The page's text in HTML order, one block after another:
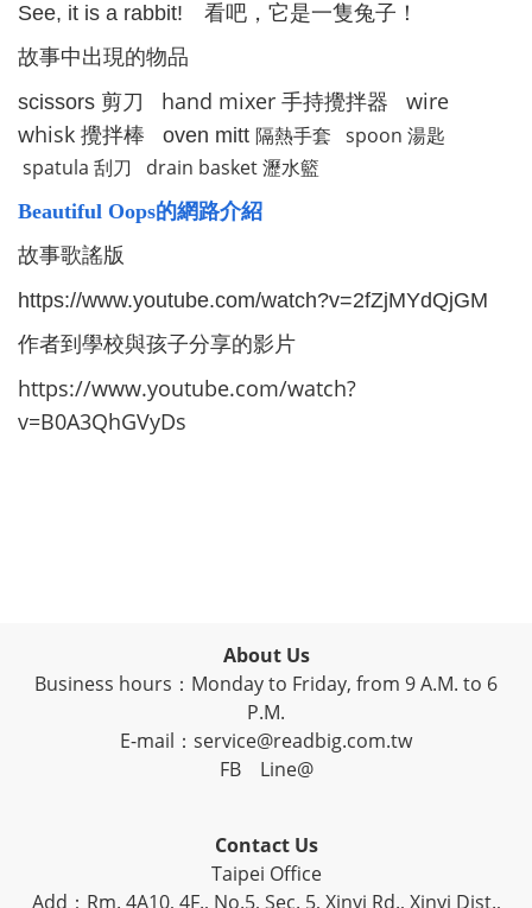
See, it is a rabbit! 看吧，它是一隻兔子！
故事中出現的物品
scissors 剪刀 hand mixer 手持攪拌器
wire
whisk 攪拌棒 oven mitt 隔熱手套 spoon 湯匙
spatula 刮刀 drain basket瀝水籃
Beautiful Oops的網路介紹
故事歌謠版
https://www.youtube.com/watch?v=2fZjMYdQjGM
作者到學校與孩子分享的影片
https://www.youtube.com/watch?
v=B0A3QhGVyDs
About Us
Business hours：Monday to Friday, from 9 A.M. to 6
P.M.
E-mail：service@readbig.com.tw
FB
Line@
Contact Us
Taipei Office
Add：Rm. 4A10, 4F., No.5, Sec. 5, Xinyi Rd., Xinyi Dist.,